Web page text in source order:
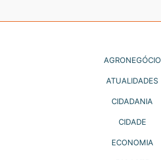
AGRONEGÓCIO
ATUALIDADES
CIDADANIA
CIDADE
ECONOMIA